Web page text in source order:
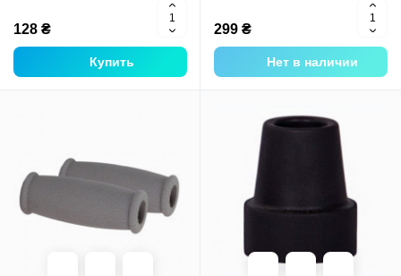
128 ₴
Купить
299 ₴
Нет в наличии